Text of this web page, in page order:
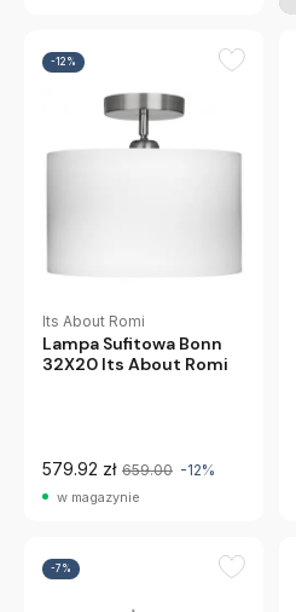
-12%
Its About Romi
Lampa Sufitowa Bonn
32X20 Its About Romi
579.92 zł 659.00 -12%
w magazynie
-7%